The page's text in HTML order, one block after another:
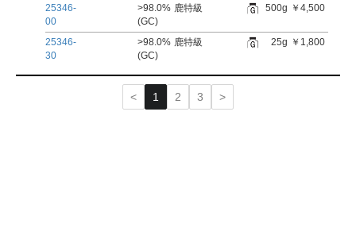
25346-
00
>98.0%
(GC)
鹿特級 500g ￥4,500
25346-
30
>98.0%
(GC)
鹿特級 25g ￥1,800
1 2 3